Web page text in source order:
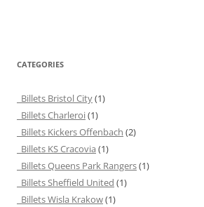
CATEGORIES
Billets Bristol City(1)
Billets Charleroi(1)
Billets Kickers Offenbach (2)
Billets KS Cracovia (1)
Billets Queens Park Rangers(1)
Billets Sheffield United (1)
Billets Wisla Krakow(1)